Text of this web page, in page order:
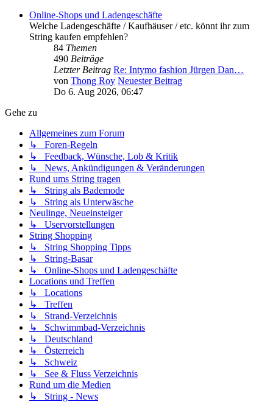
Online-Shops und Ladengeschäfte
Welche Ladengeschäfte / Kaufhäuser / etc. könnt ihr zum
String kaufen empfehlen?
84 Themen
490 Beiträge
Letzter Beitrag Re: Intymo fashion Jürgen Dan…
von Thong Roy Neuester Beitrag
Do 6. Aug 2026, 06:47
Gehe zu
Allgemeines zum Forum
↳ Foren-Regeln
↳ Feedback, Wünsche, Lob & Kritik
↳ News, Ankündigungen & Veränderungen
Rund ums String tragen
↳ String als Bademode
↳ String als Unterwäsche
Neulinge, Neueinsteiger
↳ Uservorstellungen
String Shopping
↳ String Shopping Tipps
↳ String-Basar
↳ Online-Shops und Ladengeschäfte
Locations und Treffen
↳ Locations
↳ Treffen
↳ Strand-Verzeichnis
↳ Schwimmbad-Verzeichnis
↳ Deutschland
↳ Österreich
↳ Schweiz
↳ See & Fluss Verzeichnis
Rund um die Medien
↳ String - News